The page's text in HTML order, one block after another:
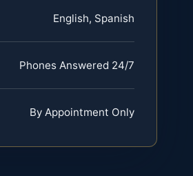
English, Spanish
Phones Answered 24/7
By Appointment Only